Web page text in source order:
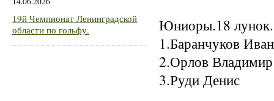
19й Чемпионат Ленинградской
области по гольфу.
Юниоры.18 лунок.
1.Баранчуков
2.Орлов
3.Руди